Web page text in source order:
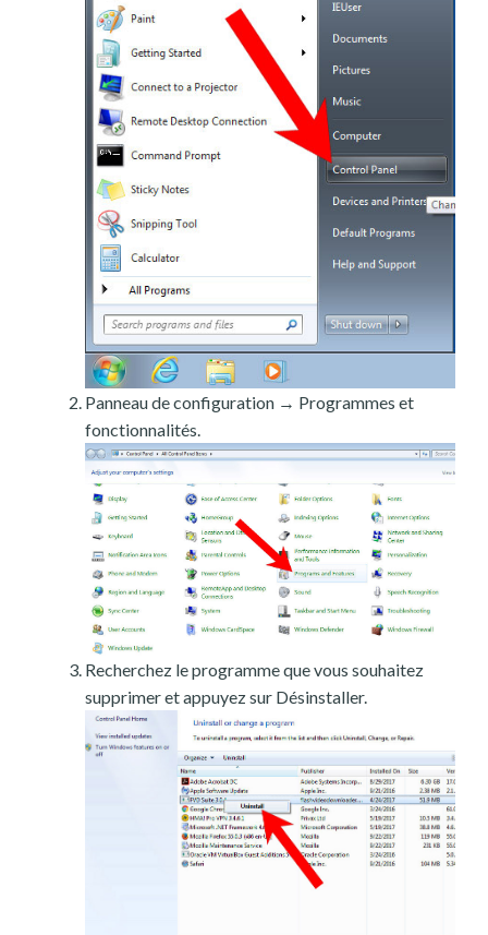
Panneau de configuration → Programmes et
fonctionnalités.
Recherchez le programme que vous souhaitez
supprimer et appuyez sur Désinstaller.